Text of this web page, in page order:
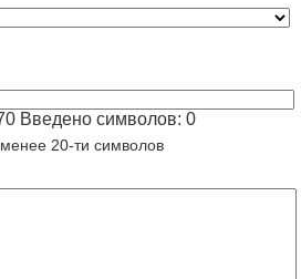
Введено символов: 0
20-ти символов